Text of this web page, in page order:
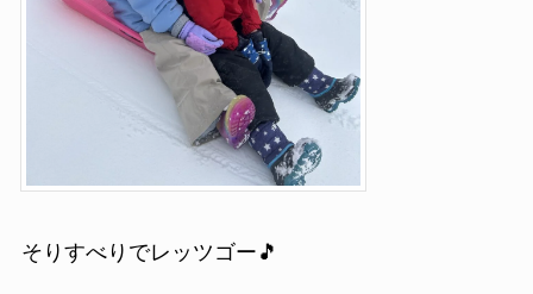
そりすべりでレッツゴー🎵